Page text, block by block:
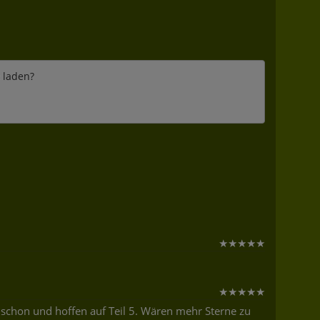
★★★★★
★★★★★
und hoffen auf Teil 5. Wären mehr Sterne zu